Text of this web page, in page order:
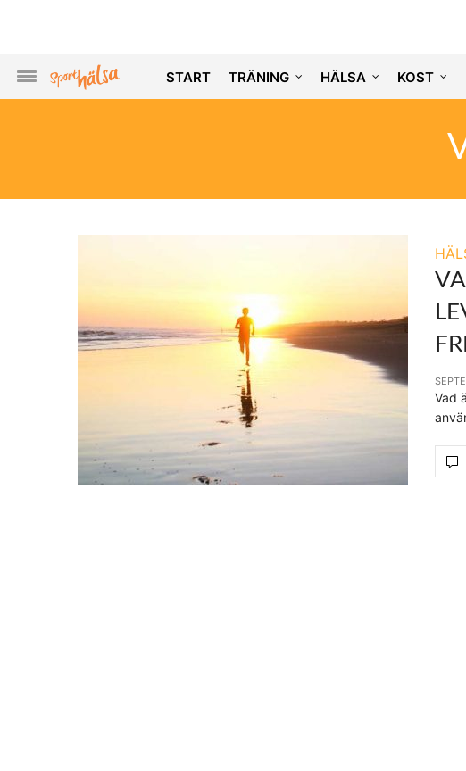
START TRÄNING HÄLSA KOST
Vad